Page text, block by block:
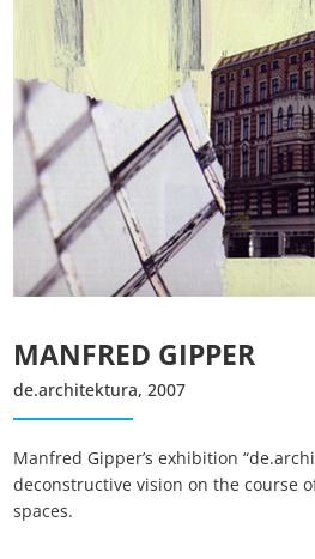
MANFRED GIPPER
de.architektura, 2007
Manfred Gipper’s exhibition
deconstructive vision on the course
spaces.
Essenzielle Cookies
Google Maps
Matomo Statistik
Auswahl